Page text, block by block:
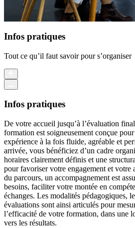
Infos pratiques
Tout ce qu’il faut savoir pour s’organiser
Infos pratiques
De votre accueil jusqu’à l’évaluation
formation est soigneusement conçue
expérience à la fois fluide, agréable et
arrivée, vous bénéficiez d’un cadre
horaires clairement définis et une
pour favoriser votre engagement et votre
du parcours, un accompagnement est
besoins, faciliter votre montée en
échanges. Les modalités pédagogiques,
évaluations sont ainsi articulés pour
l’efficacité de votre formation, dans une
vers les résultats.